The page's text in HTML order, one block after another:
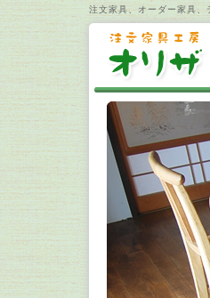
注文家具、オーダー家具